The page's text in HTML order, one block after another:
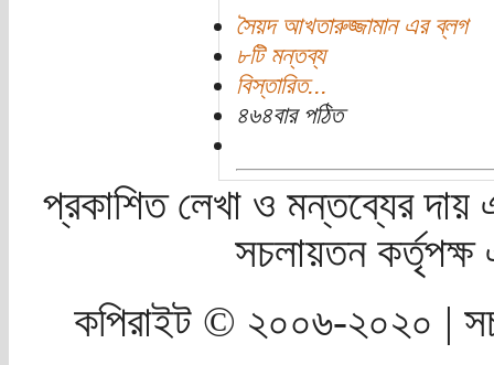
সৈয়দ আখতারুজ্জামান এর ব্লগ
৮টি মন্তব্য
বিস্তারিত...
৪৬৪বার পঠিত
প্রকাশিত লেখা ও মন্তব্যের দায়
সচলায়তন
কপিরাইট © ২০০৬-২০২০ |